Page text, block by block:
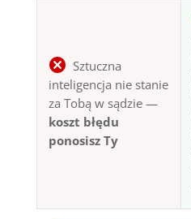
Sztuczna
inteligencja nie stanie
za Tobą w sądzie —
koszt błędu
ponosisz Ty